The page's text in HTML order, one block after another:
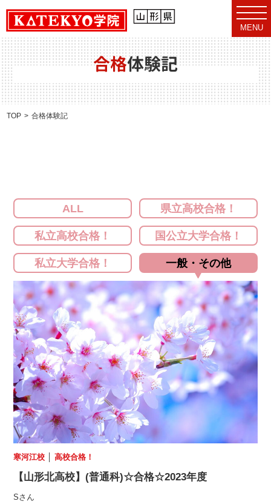
t
o
g
g
l
e
n
v
i
g
MENU
合格体験記
TOP 合格体験記
ALL 県立高校合格！
私立高校合格！ 国公立大学合格！
私立大学合格！ 一般・その他
寒河江校 │高校合格！
【山形北高校】(普通科)☆合格☆2023年度
Sさん